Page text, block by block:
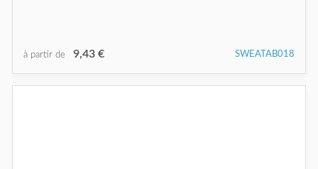
à partir de 9,43 € SWEATAB018